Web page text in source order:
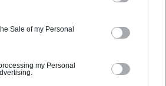
Sale of my Personal
my Personal
Rénovation